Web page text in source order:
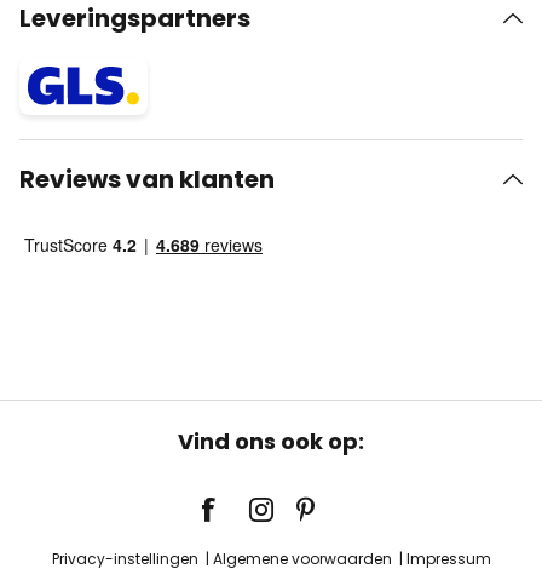
Leveringspartners
Reviews van klanten
Vind ons ook op:
Privacy-instellingen Algemene voorwaarden
Impressum